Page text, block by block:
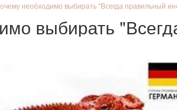
необходимо выбирать "Всегда правильный
выбирать